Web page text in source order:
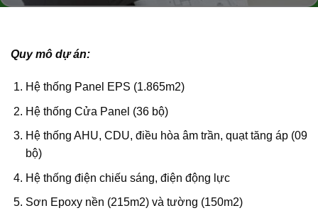
Quy mô dự án:
Hệ thống Panel EPS (1.865m2)
Hệ thống Cửa Panel (36 bộ)
Hệ thống AHU, CDU, điều hòa âm trần, quạt tăng áp (09
bộ)
Hệ thống điện chiếu sáng, điện động lực
Sơn Epoxy nền (215m2) và tường (150m2)